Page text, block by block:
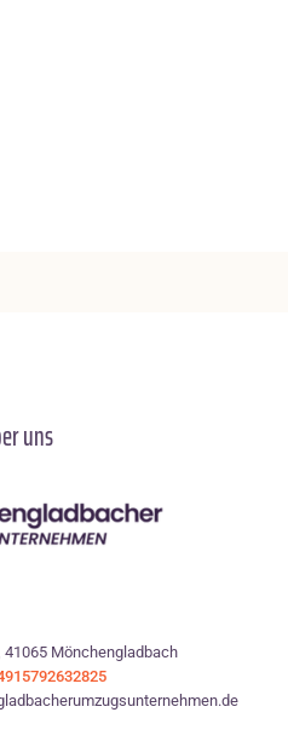
uns
41065 Mönchengladbach